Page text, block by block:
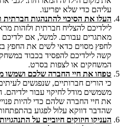
עליהם כדי שלא יפריעו.
העלו את הסיכוי להתנהגות חברתית
לילדיכם להצליח חברתית ולזהות
מאתגרים עבורם. למשל, אם
לחפץ מסוים כדאי לשים את החפץ
קשה לילדיכם להפסיד בכבוד
המשחקים או לצפות בסרט.
טפחו את חיי החברה שלכם ושמשו
כי הורים חברותיים, שנפגשים
משמשים מודל לחיקוי עבור
את חיי החברה שלהם כדי להיות
שהדבר דווקא עלול לפגוע
העניקו חיזוקים חיוביים על